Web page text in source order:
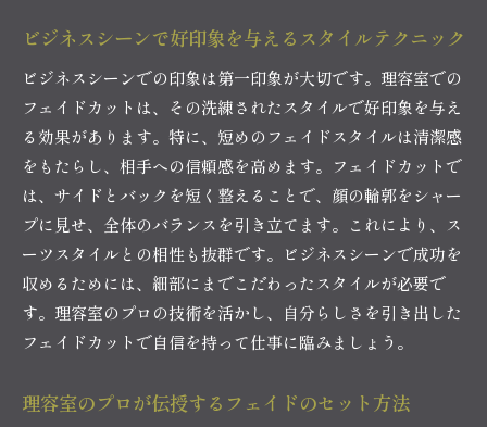
ビジネスシーンで好印象を与えるスタイルテクニック
ビジネスシーンでの印象は第一印象が大切です。理容室での
フェイドカットは、その洗練されたスタイルで好印象を与え
る効果があります。特に、短めのフェイドスタイルは清潔感
をもたらし、相手への信頼感を高めます。フェイドカットで
は、サイドとバックを短く整えることで、顔の輪郭をシャー
プに見せ、全体のバランスを引き立てます。これにより、ス
ーツスタイルとの相性も抜群です。ビジネスシーンで成功を
収めるためには、細部にまでこだわったスタイルが必要で
す。理容室のプロの技術を活かし、自分らしさを引き出した
フェイドカットで自信を持って仕事に臨みましょう。
理容室のプロが伝授するフェイドのセット方法